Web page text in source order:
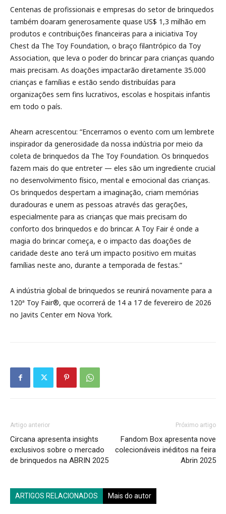
Centenas de profissionais e empresas do setor de brinquedos
também doaram generosamente quase US$ 1,3 milhão em
produtos e contribuições financeiras para a iniciativa Toy
Chest da The Toy Foundation, o braço filantrópico da Toy
Association, que leva o poder do brincar para crianças quando
mais precisam. As doações impactarão diretamente 35.000
crianças e famílias e estão sendo distribuídas para
organizações sem fins lucrativos, escolas e hospitais infantis
em todo o país.
Ahearn acrescentou: “Encerramos o evento com um lembrete
inspirador da generosidade da nossa indústria por meio da
coleta de brinquedos da The Toy Foundation. Os brinquedos
fazem mais do que entreter — eles são um ingrediente crucial
no desenvolvimento físico, mental e emocional das crianças.
Os brinquedos despertam a imaginação, criam memórias
duradouras e unem as pessoas através das gerações,
especialmente para as crianças que mais precisam do
conforto dos brinquedos e do brincar. A Toy Fair é onde a
magia do brincar começa, e o impacto das doações de
caridade deste ano terá um impacto positivo em muitas
famílias neste ano, durante a temporada de festas.”
A indústria global de brinquedos se reunirá novamente para a
120ª Toy Fair®, que ocorrerá de 14 a 17 de fevereiro de 2026
no Javits Center em Nova York.
Artigo anterior
Circana apresenta insights
exclusivos sobre o mercado
de brinquedos na ABRIN 2025
Próximo artigo
Fandom Box apresenta nove
colecionáveis inéditos na feira
Abrin 2025
ARTIGOS RELACIONADOS Mais do autor